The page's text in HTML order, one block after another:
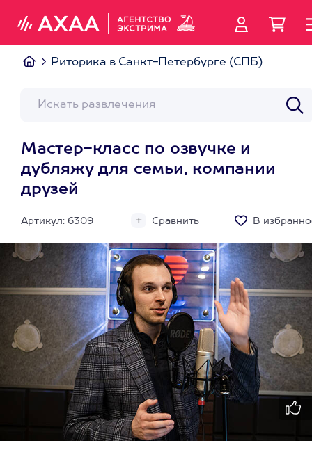
Риторика в Санкт-Петербурге (СПБ)
Мастер-класс по озвучке и
дубляжу для семьи, компании
друзей
Артикул: 6309 Сравнить В